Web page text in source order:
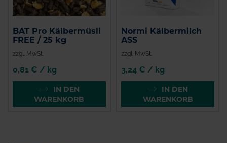
BAT Pro Kälbermüsli
FREE / 25 kg
zzgl. MwSt.
0,81 € / kg
IN DEN
WARENKORB
Normi Kälbermilch
ASS
zzgl. MwSt.
3,24 € / kg
IN DEN
WARENKORB